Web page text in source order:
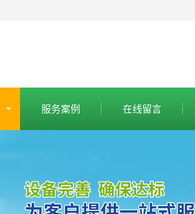
服务案例 在线留言